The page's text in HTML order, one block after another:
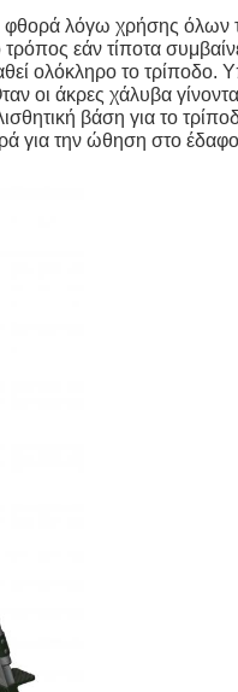
φθορά λόγω χρήσης
εάν τίποτα
ολόκληρο το τρίποδο.
οι άκρες χάλυβα
βάση για το
για την ώθηση στο